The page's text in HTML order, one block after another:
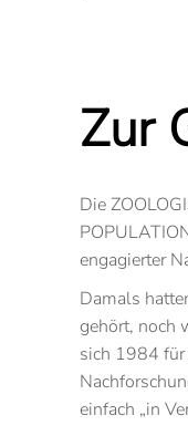
Zur
Die
engagierter
Damals
gehört, noch
sich 1984 für
einfach „in